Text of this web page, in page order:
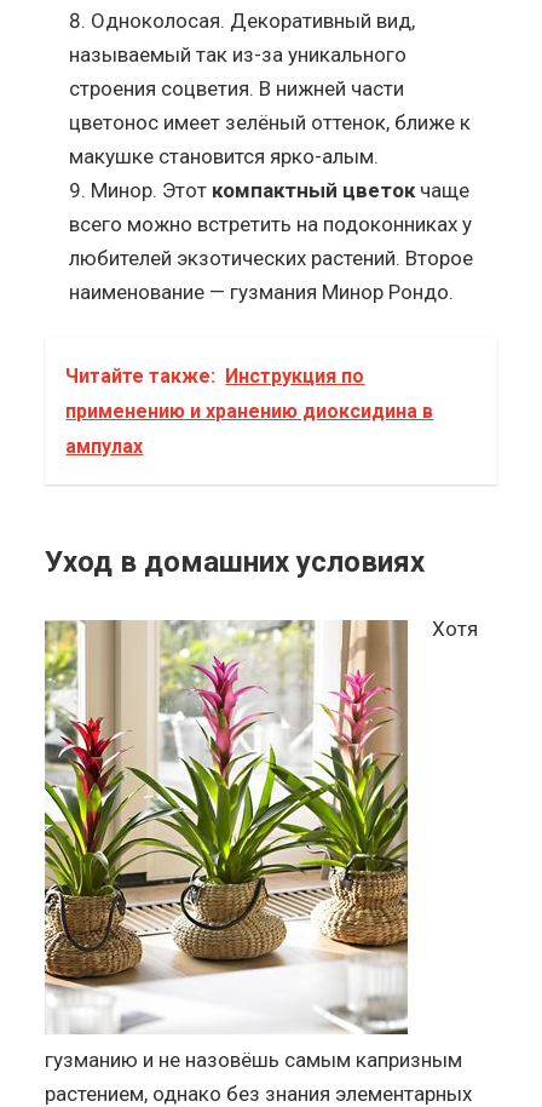
Одноколосая. Декоративный вид,
называемый так из-за уникального
строения соцветия. В нижней части
цветонос имеет зелёный оттенок, ближе к
макушке становится ярко-алым.
Минор. Этот компактный цветок чаще
всего можно встретить на подоконниках у
любителей экзотических растений. Второе
наименование — гузмания Минор Рондо.
Читайте также: Инструкция по
применению и хранению диоксидина в
ампулах
Уход в домашних условиях
Хотя
гузманию и не назовёшь самым капризным
растением, однако без знания элементарных